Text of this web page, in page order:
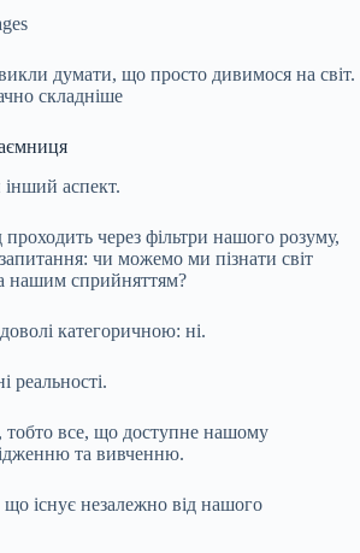
думати, що просто дивимося на світ.
складніше
аспект.
через фільтри нашого розуму,
чи можемо ми пізнати світ
нашим сприйняттям?
категоричною: ні.
реальності.
все, що доступне нашому
та вивченню.
існує незалежно від нашого